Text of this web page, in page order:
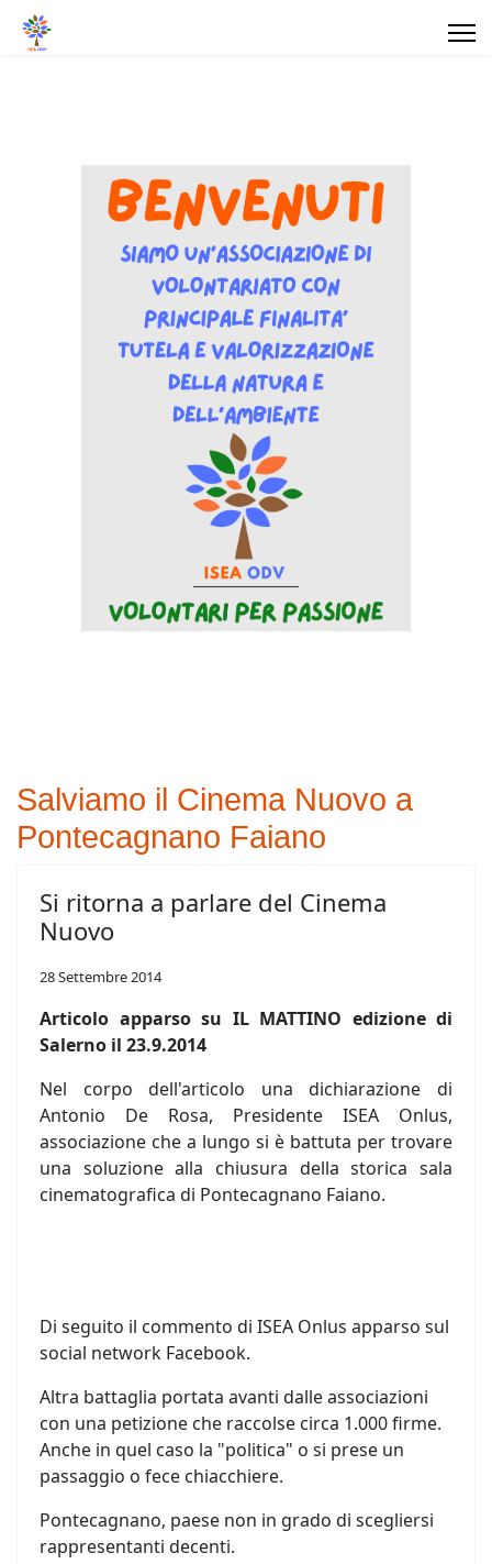
Salviamo il Cinema Nuovo a
Pontecagnano Faiano
Si ritorna a parlare del Cinema
Nuovo
28 Settembre 2014
Articolo apparso su IL MATTINO edizione di
Salerno il 23.9.2014
Nel corpo dell'articolo una dichiarazione di
Antonio De Rosa, Presidente ISEA Onlus,
associazione che a lungo si è battuta per trovare
una soluzione alla chiusura della storica sala
cinematografica di Pontecagnano Faiano.
Di seguito il commento di ISEA Onlus apparso sul
social network Facebook.
Altra battaglia portata avanti dalle associazioni
con una petizione che raccolse circa 1.000 firme.
Anche in quel caso la "politica" o si prese un
passaggio o fece chiacchiere.
Pontecagnano, paese non in grado di scegliersi
rappresentanti decenti.